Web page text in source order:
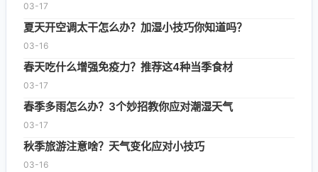
03-17
夏天开空调太干怎么办？加湿小技巧你知道吗？
03-16
春天吃什么增强免疫力？推荐这4种当季食材
03-17
春季多雨怎么办？3个妙招教你应对潮湿天气
03-17
秋季旅游注意啥？天气变化应对小技巧
03-16